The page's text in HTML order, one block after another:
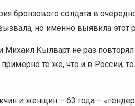
бронзового солдата в
но именно выявила этот
Михаил Кылварт не раз
те же, что и в России,
и женщин – 63 года –